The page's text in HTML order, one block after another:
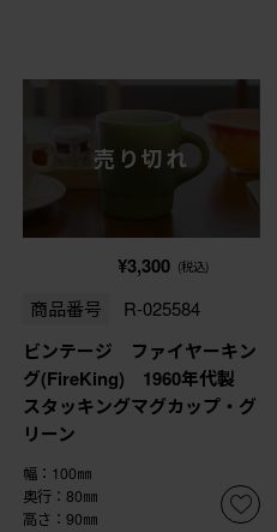
売り切れ
¥3,300 (税込)
商品番号 R-025584
ビンテージ ファイヤーキン
グ(FireKing) 1960年代製
スタッキングマグカップ・グ
リーン
幅：100㎜
奥行：80㎜
高さ：90㎜